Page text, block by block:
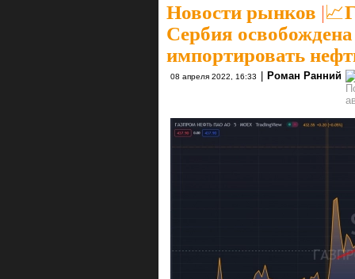
Новости рынков |
Сербия
импортировать
08 апреля 2022, 16:33 | Роман Ранний